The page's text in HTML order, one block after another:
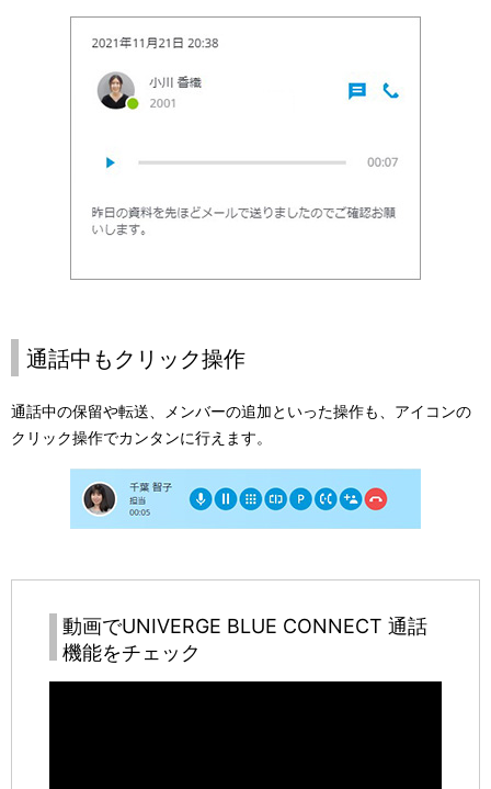
通話中もクリック操作
通話中の保留や転送、メンバーの追加といった操作も、アイコンの
クリック操作でカンタンに行えます。
動画でUNIVERGE BLUE CONNECT 通話
機能をチェック